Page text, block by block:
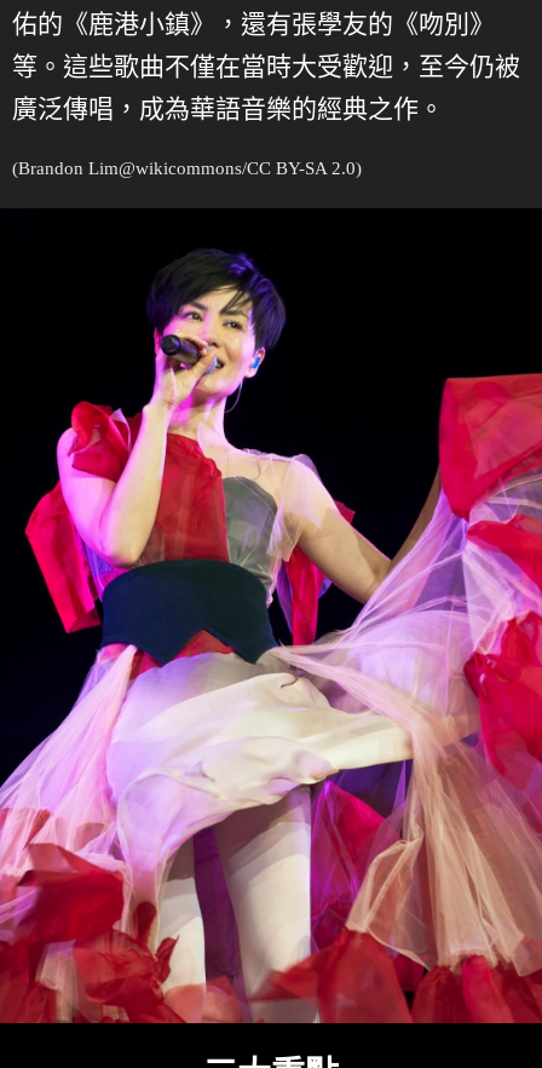
佑的《鹿港小鎮》，還有張學友的《吻別》
等。這些歌曲不僅在當時大受歡迎，至今仍被
廣泛傳唱，成為華語音樂的經典之作。
(Brandon Lim@wikicommons/CC BY-SA 2.0)